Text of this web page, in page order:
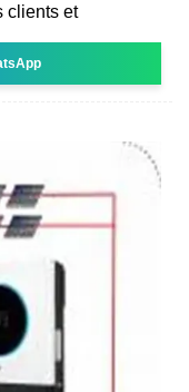
clients et